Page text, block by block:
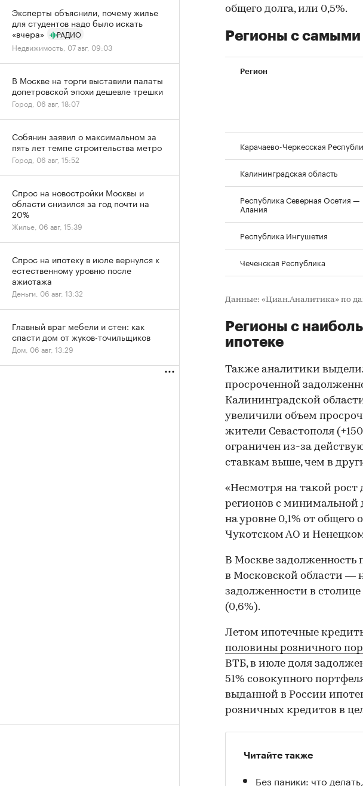
общего долга, или 0,5%.
Регионы с
Регион
Карачаево-Черкесская
Калининградская область
Республика Северная Осетия —
Алания
Республика Ингушетия
Чеченская Республика
Данные: «Циан.Аналитика» по
Регионы с
ипотеке
Также аналитики
просроченной
Калининградской
увеличили объем
жители Севастополя
ограничен из-за
ставкам выше, чем в
«Несмотря на такой рост
регионов с
на уровне 0,1% от
Чукотском АО и
В Москве задолженность
в Московской области —
задолженности в
(0,6%).
Летом ипотечные
половины розничного
ВТБ, в июле доля
51% совокупного
выданной в России
розничных кредитов в
Читайте также
Без паники: что
Эксперты объяснили, почему жилье
для студентов надо было искать
«вчера»
РАДИО
Недвижимость, 07 авг, 09:03
В Москве на торги выставили палаты
допетровской эпохи дешевле трешки
Город, 06 авг, 18:07
Собянин заявил о максимальном за
пять лет темпе строительства метро
Город, 06 авг, 15:52
Спрос на новостройки Москвы и
области снизился за год почти на
20%
Жилье, 06 авг, 15:39
Спрос на ипотеку в июле вернулся к
естественному уровню после
ажиотажа
Деньги, 06 авг, 13:32
Главный враг мебели и стен: как
спасти дом от жуков-точильщиков
Дом, 06 авг, 13:29